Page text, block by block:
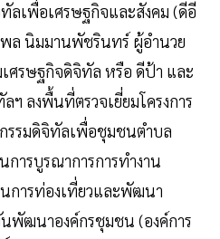
ลเพื่อเศรษฐกิจและสังคม (ดีอี
ล นิมมานพัชรินทร์ ผู้อำนวย
ศรษฐกิจดิจิทัล หรือ ดีป้า และ
ฯ ลงพื้นที่ตรวจเยี่ยมโครงการ
รรมดิจิทัลเพื่อชุมชนตำบล
การบูรณาการการทำงาน
การท่องเที่ยวและพัฒนา
พัฒนาองค์กรชุมชน (องค์การ